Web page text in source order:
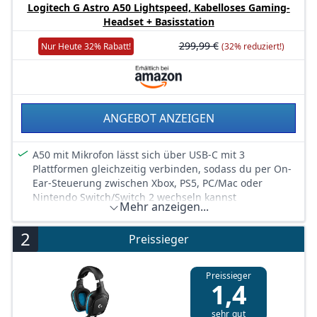
Logitech G Astro A50 Lightspeed, Kabelloses Gaming-
Headset + Basisstation
Nur Heute 32% Rabatt! 299,99 € (32% reduziert!)
ANGEBOT ANZEIGEN
A50 mit Mikrofon lässt sich über USB-C mit 3
Plattformen gleichzeitig verbinden, sodass du per On-
Ear-Steuerung zwischen Xbox, PS5, PC/Mac oder
Nintendo Switch/Switch 2 wechseln kannst
PRO-G GRAPHENE Lautsprecher: Bahnbrechende
Klarheit und Reaktion für präzise Audiotrennung,
Ortung und Zeitgenauigkeit (40 mm Durchmesser mit
Live-Edge-Technologie)
24 Bit LIGHTSPEED kabellos: Dieses kabellose Headset
mit Mikrofon bietet unkomprimierten, immersiven
Gaming-Sound in Lichtgeschwindigkeit
Mehr anzeigen...
2 Preissieger
Preissieger
1,4
sehr gut